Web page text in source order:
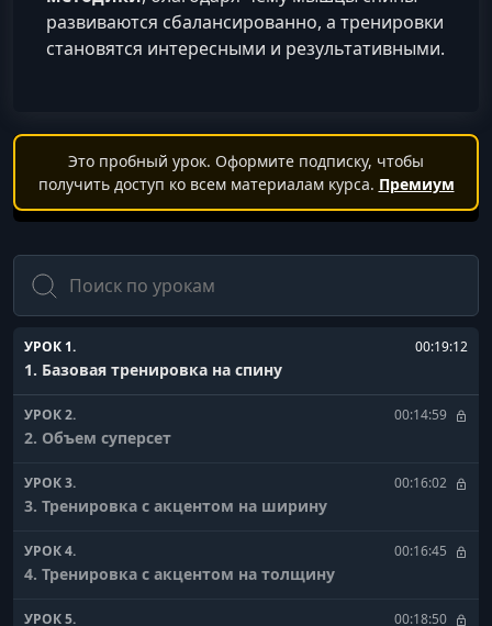
развиваются сбалансированно, а тренировки
становятся интересными и результативными.
Это пробный урок. Оформите подписку, чтобы
получить доступ ко всем материалам курса. Премиум
Поиск
УРОК 1. 00:19:12
1. Базовая тренировка на спину
УРОК 2. 00:14:59
2. Объем суперсет
УРОК 3. 00:16:02
3. Тренировка с акцентом на ширину
УРОК 4. 00:16:45
4. Тренировка с акцентом на толщину
УРОК 5. 00:18:50